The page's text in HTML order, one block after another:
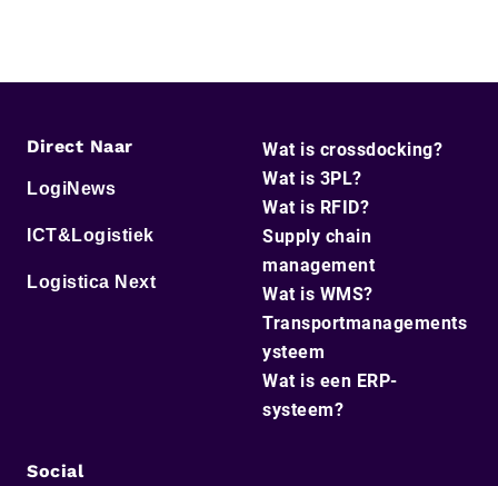
Direct Naar
LogiNews
ICT&Logistiek
Logistica Next
Wat is crossdocking?
Wat is 3PL?
Wat is RFID?
Supply chain
management
Wat is WMS?
Transportmanagements
ysteem
Wat is een ERP-
systeem?
Social